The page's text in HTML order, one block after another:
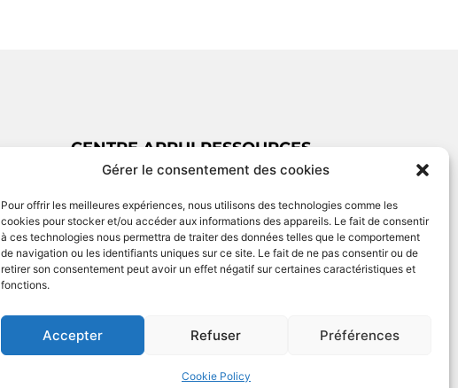
Gérer le consentement des cookies
Pour offrir les meilleures expériences, nous utilisons des technologies comme les
cookies pour stocker et/ou accéder aux informations des appareils. Le fait de consentir
à ces technologies nous permettra de traiter des données telles que le comportement
de navigation ou les identifiants uniques sur ce site. Le fait de ne pas consentir ou de
retirer son consentement peut avoir un effet négatif sur certaines caractéristiques et
fonctions.
Accepter Refuser Préférences
Cookie Policy
CENTRE APPUI RESSOURCES
car-integration@france-terre-asile.org
Créé par Ethicweb